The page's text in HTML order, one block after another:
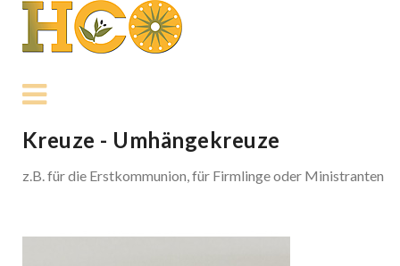
Kreuze - Umhängekreuze
z.B. für die Erstkommunion, für Firmlinge oder Ministranten